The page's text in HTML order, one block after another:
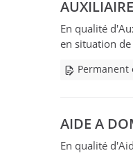
En qualité
en situation
Permanent
AIDE A
En qualité